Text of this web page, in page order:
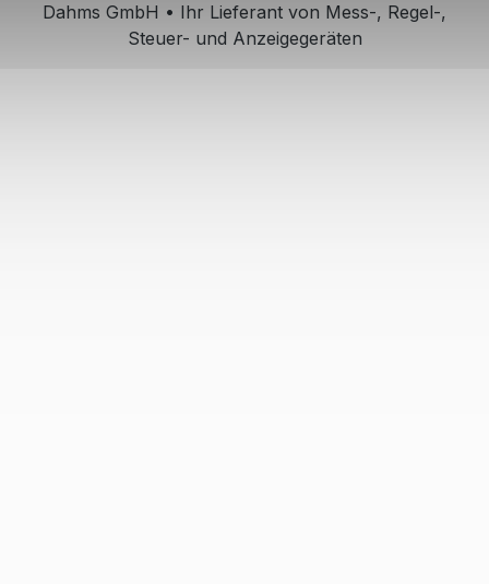
Dahms GmbH • Ihr Lieferant von Mess-, Regel-,
Steuer- und Anzeigegeräten